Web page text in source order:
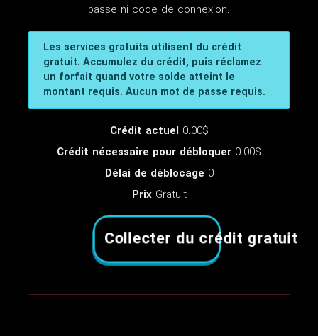
passe ni code de connexion.
Les services gratuits utilisent du crédit
gratuit. Accumulez du crédit, puis réclamez
un forfait quand votre solde atteint le
montant requis. Aucun mot de passe requis.
Crédit actuel 0.00$
Crédit nécessaire pour débloquer 0.00$
Délai de déblocage 0
PrixGratuit
Collecter du crédit gratuit